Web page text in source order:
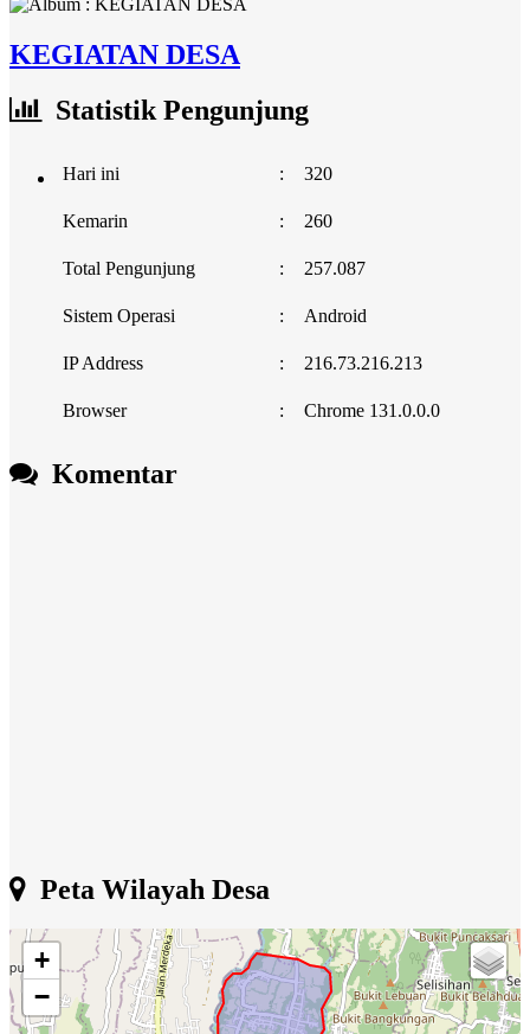
KEGIATAN DESA
Statistik Pengunjung
Hari ini : 320
Kemarin : 260
Total Pengunjung : 257.087
Sistem Operasi : Android
IP Address : 216.73.216.213
Browser : Chrome 131.0.0.0
Komentar
Peta Wilayah Desa
+
−